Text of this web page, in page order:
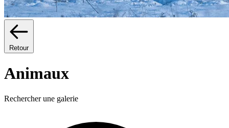
Retour
Animaux
Rechercher une galerie